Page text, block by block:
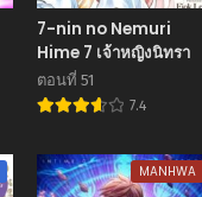
7-nin no Nemuri
Hime 7 เจ้าหญิงนิทรา
ตอนที่ 51
7.4
MANHWA